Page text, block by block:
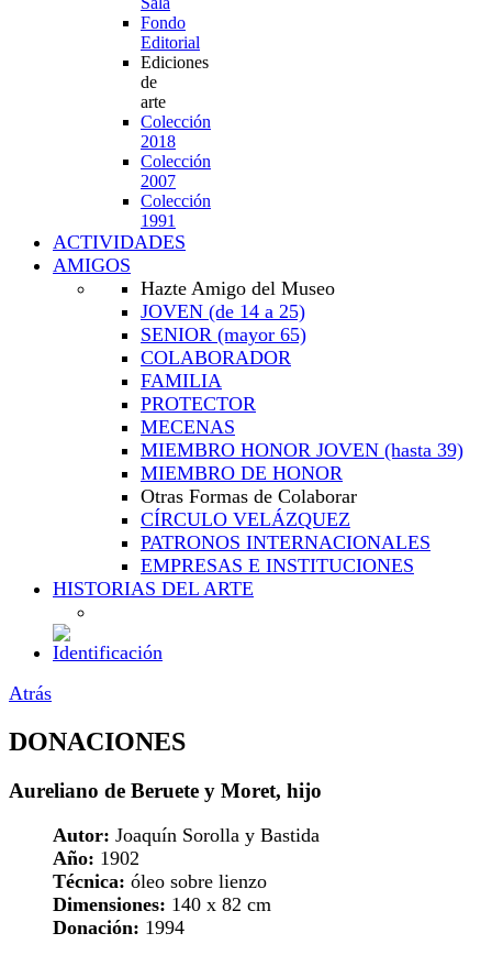
Fondo
Editorial
Ediciones
de
arte
Colección
2018
Colección
2007
Colección
1991
ACTIVIDADES
AMIGOS
Hazte Amigo del Museo
JOVEN (de 14 a 25)
SENIOR (mayor 65)
COLABORADOR
FAMILIA
PROTECTOR
MECENAS
MIEMBRO HONOR JOVEN (hasta 39)
MIEMBRO DE HONOR
Otras Formas de Colaborar
CÍRCULO VELÁZQUEZ
PATRONOS INTERNACIONALES
EMPRESAS E INSTITUCIONES
HISTORIAS DEL ARTE
Atrás
DONACIONES
Aureliano de Beruete y Moret, hijo
Autor: Joaquín Sorolla y Bastida
Año: 1902
Técnica: óleo sobre lienzo
Dimensiones: 140 x 82 cm
Donación: 1994